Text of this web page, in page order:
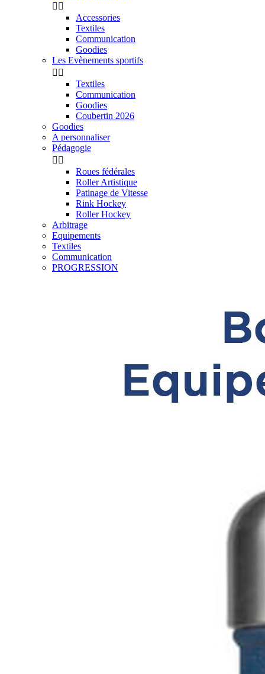
 
Accessories
Textiles
Communication
Goodies
Les Evènements sportifs
 
Textiles
Communication
Goodies
Coubertin 2026
Goodies
A personnaliser
Pédagogie
 
Roues fédérales
Roller Artistique
Patinage de Vitesse
Rink Hockey
Roller Hockey
Arbitrage
Equipements
Textiles
Communication
PROGRESSION